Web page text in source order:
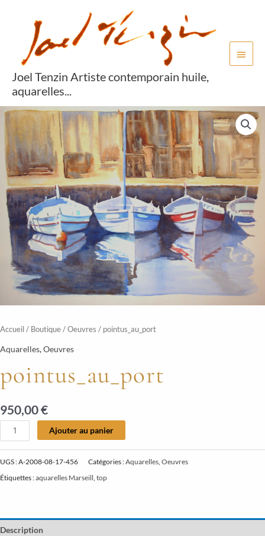
Joel Tenzin Artiste contemporain huile,
aquarelles...
Accueil / Boutique / Oeuvres / pointus_au_port
Aquarelles,Oeuvres
pointus_au_port
950,00€
quantité
pointus_au_port
Ajouter au panier
UGS :A-2008-08-17-456 Catégories :Aquarelles Oeuvres
Étiquettes :aquarelles Marseill top
Description